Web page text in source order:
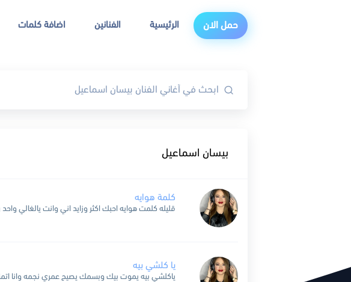
حمل الان الرئيسية الفنانين اضافة كلمات
بيسان اسماعيل
كلمة هوايه
يا كلشي بيه